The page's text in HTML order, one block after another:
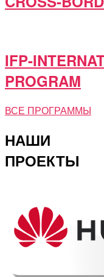
IFP-
PROGRAM
ВСЕ ПРОГРАММЫ
НАШИ
ПРОЕКТЫ